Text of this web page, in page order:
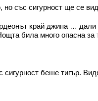
със сигурност ще се
край джипа …
била много опасна
беше тигър.